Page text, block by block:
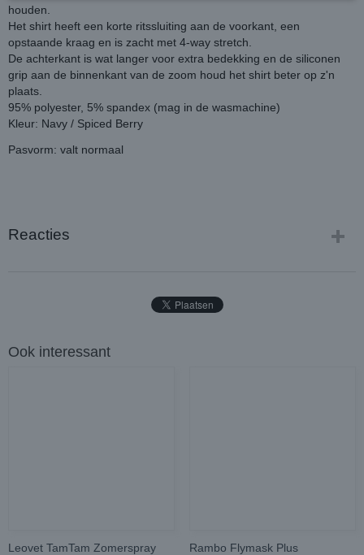
houden.
Het shirt heeft een korte ritssluiting aan de voorkant, een
opstaande kraag en is zacht met 4-way stretch.
De achterkant is wat langer voor extra bedekking en de siliconen
grip aan de binnenkant van de zoom houd het shirt beter op z'n
plaats.
95% polyester, 5% spandex (mag in de wasmachine)
Kleur: Navy / Spiced Berry
Pasvorm: valt normaal
Reacties
Ook interessant
Leovet TamTam Zomerspray
Rambo Flymask Plus